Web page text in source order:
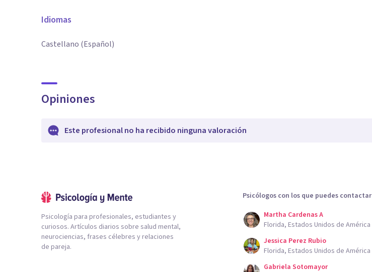
Idiomas
Castellano (Español)
Opiniones
Este profesional no ha recibido ninguna valoración
Psicología para profesionales, estudiantes y
curiosos. Artículos diarios sobre salud mental,
neurociencias, frases célebres y relaciones
de pareja.
Psicólogos con los que puedes contactar
Martha Cardenas A
Florida, Estados Unidos de América
Jessica Perez Rubio
Florida, Estados Unidos de América
Gabriela Sotomayor